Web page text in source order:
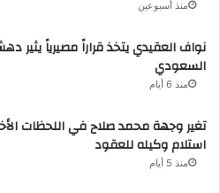
منذ أسبوعين
نواف العقيدي يتخذ قراراً مصيرياً يثير
السعودي
منذ 6 أيام
تغير وجهة محمد صلاح في اللحظات
استلام وكيله للعقود
منذ 5 أيام